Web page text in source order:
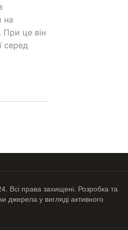
на
При це він
серед
Всі права захищені. Розробка та
джерела у вигляді активного